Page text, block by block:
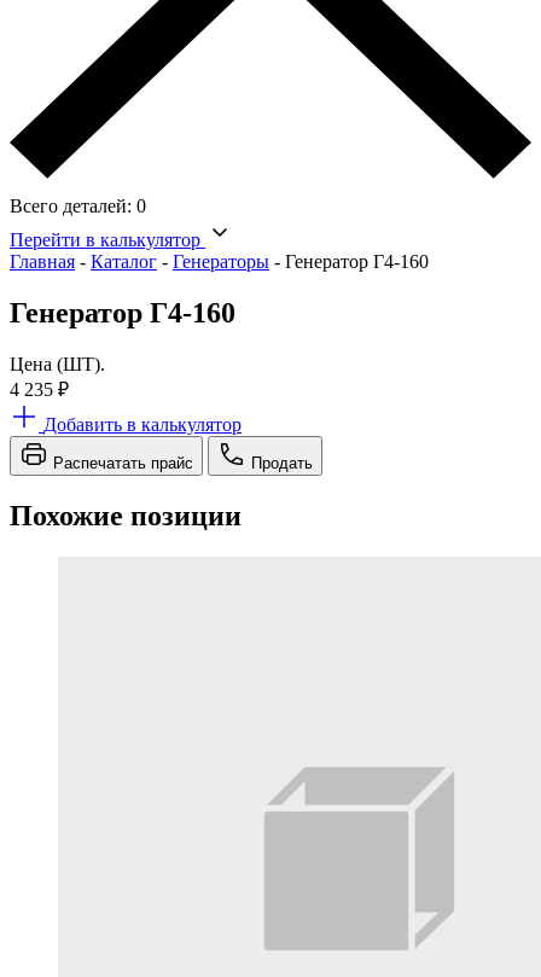
Всего деталей: 0
Перейти в калькулятор
Главная - Каталог - Генераторы - Генератор Г4-160
Генератор Г4-160
Цена (ШТ).
4 235 ₽
Добавить в калькулятор
Распечатать прайс Продать
Похожие позиции